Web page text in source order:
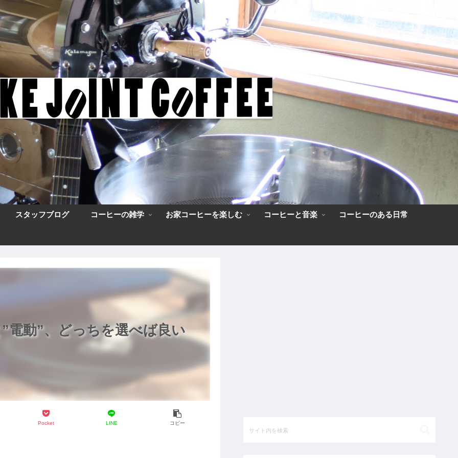
スタッフブログ コーヒーの雑学 お家コーヒーを楽しむ コーヒーと音楽 コーヒーのある日常
電動”、どっちを選べば良い
Pocket LINE コピー